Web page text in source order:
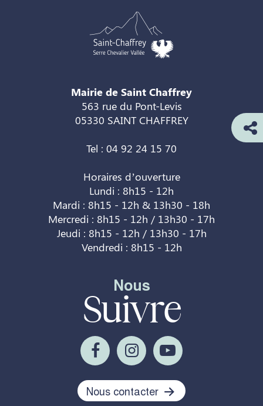
Mairie de Saint Chaffrey
563 rue du Pont-Levis
05330 SAINT CHAFFREY
Tel : 04 92 24 15 70
Horaires d’ouverture
Lundi : 8h15 - 12h
Mardi : 8h15 - 12h & 13h30 - 18h
Mercredi : 8h15 - 12h / 13h30 - 17h
Jeudi : 8h15 - 12h / 13h30 - 17h
Vendredi : 8h15 - 12h
Nous
Suivre
Nous contacter